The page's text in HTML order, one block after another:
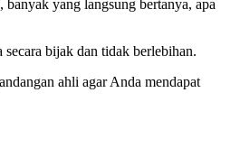
yang langsung bertanya, apa
bijak dan tidak berlebihan.
ahli agar Anda mendapat